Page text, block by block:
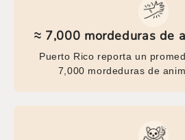
≈ 7,000 mordeduras de
Puerto Rico reporta un
7,000 mordeduras de